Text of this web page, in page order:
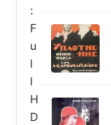
:
F
u
l
l
H
D